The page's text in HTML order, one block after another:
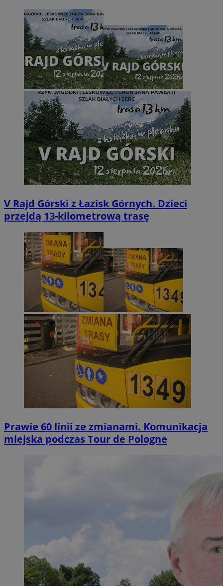
V Rajd Górski z Łazisk Górnych. Dzieci
przejdą 13-kilometrową trasę
Prawie 60 linii ze zmianami. Komunikacja
miejska podczas Tour de Pologne